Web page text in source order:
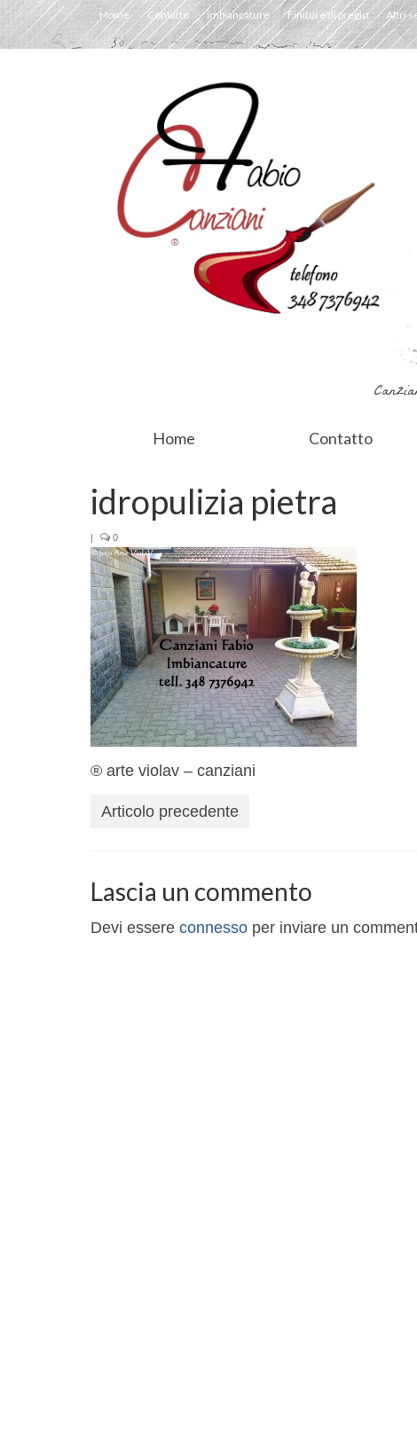
Home Contatto imbiancature Finiture di pregio Altri
Home Contatto
idropulizia pietra
0
® arte violav – canziani
Articolo precedente
Lascia un commento
Devi essere connesso per inviare un